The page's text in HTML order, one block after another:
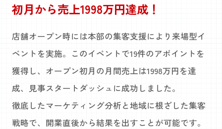
初月から売上1998万円達成！
店舗オープン時には本部の集客支援により来場型イ
ベントを実施。このイベントで19件のアポイントを
獲得し、オープン初月の月間売上は1998万円を達
成、見事スタートダッシュに成功しました。
徹底したマーケティング分析と地域に根ざした集客
戦略で、開業直後から結果を出すことが可能です。